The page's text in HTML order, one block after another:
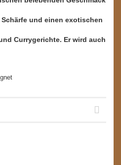
und einen exotischen
Currygerichte. Er wird auch